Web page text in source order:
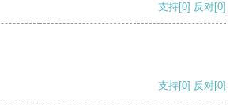
支持[0] 反对[0]
支持[0] 反对[0]